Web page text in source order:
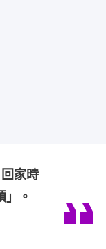
家時
」。